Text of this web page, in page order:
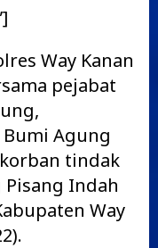
Way Kanan
pejabat
Agung
tindak
Indah
Way